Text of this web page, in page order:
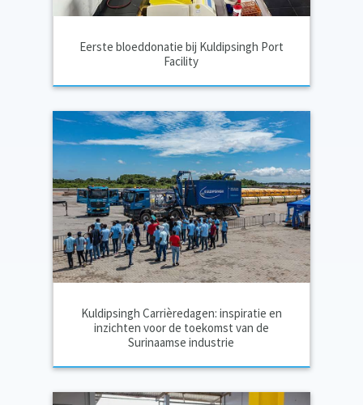
Eerste bloeddonatie bij Kuldipsingh Port
Facility
Kuldipsingh Carrièredagen: inspiratie en
inzichten voor de toekomst van de
Surinaamse industrie